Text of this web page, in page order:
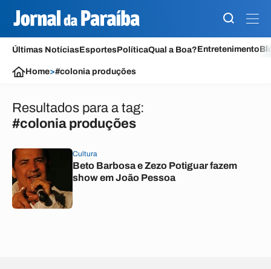
Últimas NotíciasEsportesPolíticaQual a Boa?Entretenimento
Home>#colonia produções
Resultados para a tag:
#colonia produções
Cultura
Beto Barbosa e Zezo Potiguar fazem
show em João Pessoa